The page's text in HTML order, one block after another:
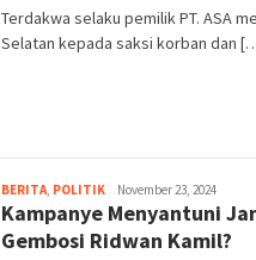
Terdakwa selaku pemilik PT. ASA
Selatan kepada saksi korban dan
BERITA, POLITIK Bayu
Hidayah
November 23, 2024
Kampanye Menyantuni
Gembosi Ridwan Kamil?